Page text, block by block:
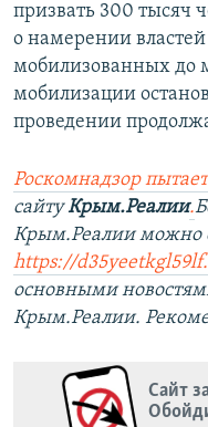
призвать 300 тысяч
о намерении
мобилизованных до
мобилизации
проведении
Роскомнадзор
сайтуКрым.Реалии.
Крым.Реалии можно
https://
основными
Крым.Реалии.
Сайт